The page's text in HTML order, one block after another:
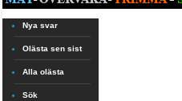
Nya svar
Olästa sen sist
Alla olästa
Sök